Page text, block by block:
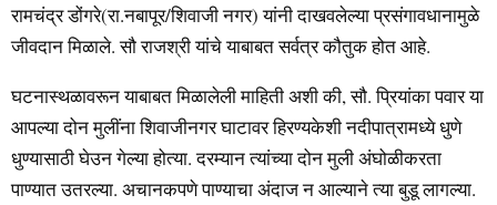
रामचंद्र डोंगरे(रा.नबापूर/शिवाजी नगर) यांनी दाखवलेल्या प्रसंगावधानामुळे
जीवदान मिळाले. सौ राजश्री यांचे याबाबत सर्वत्र कौतुक होत आहे.
घटनास्थळावरून याबाबत मिळालेली माहिती अशी की, सौ. प्रियांका पवार या
आपल्या दोन मुलींना शिवाजीनगर घाटावर हिरण्यकेशी नदीपात्रामध्ये धुणे
धुण्यासाठी घेउन गेल्या होत्या. दरम्यान त्यांच्या दोन मुली अंघोळीकरता
पाण्यात उतरल्या. अचानकपणे पाण्याचा अंदाज न आल्याने त्या बुडू लागल्या.